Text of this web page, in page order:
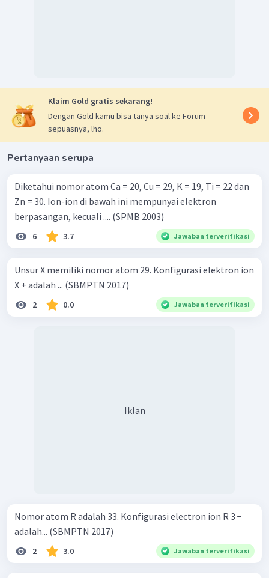
Klaim Gold gratis sekarang!
Dengan Gold kamu bisa tanya soal ke Forum
sepuasnya, lho.
Pertanyaan serupa
Diketahui nomor atom Ca = 20, Cu = 29, K = 19, Ti = 22 dan
Zn = 30. Ion-ion di bawah ini mempunyai elektron
berpasangan, kecuali .... (SPMB 2003)
6 3.7 Jawaban terverifikasi
Unsur X memiliki nomor atom 29. Konfigurasi elektron ion
X + adalah ... (SBMPTN 2017)
2 0.0 Jawaban terverifikasi
Iklan
Nomor atom R adalah 33. Konfigurasi electron ion R 3 −
adalah... (SBMPTN 2017)
2 3.0 Jawaban terverifikasi